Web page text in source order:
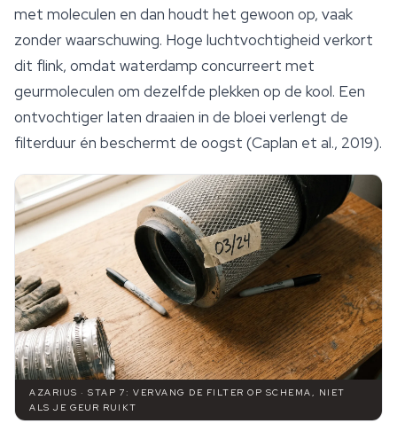
met moleculen en dan houdt het gewoon op, vaak
zonder waarschuwing. Hoge luchtvochtigheid verkort
dit flink, omdat waterdamp concurreert met
geurmoleculen om dezelfde plekken op de kool. Een
ontvochtiger laten draaien in de bloei verlengt de
filterduur én beschermt de oogst (Caplan et al., 2019).
AZARIUS · STAP 7: VERVANG DE FILTER OP SCHEMA, NIET
ALS JE GEUR RUIKT